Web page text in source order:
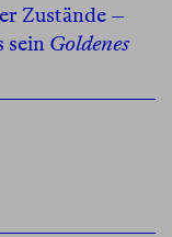
Zustände –
sein Goldenes